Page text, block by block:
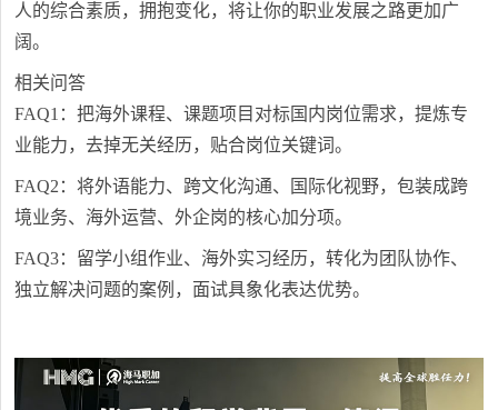
人的综合素质，拥抱变化，将让你的职业发展之路更加广
阔。
相关问答
FAQ1：把海外课程、课题项目对标国内岗位需求，提炼专
业能力，去掉无关经历，贴合岗位关键词。
FAQ2：将外语能力、跨文化沟通、国际化视野，包装成跨
境业务、海外运营、外企岗的核心加分项。
FAQ3：留学小组作业、海外实习经历，转化为团队协作、
独立解决问题的案例，面试具象化表达优势。